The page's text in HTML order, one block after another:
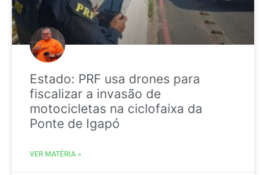
Estado: PRF usa drones para
fiscalizar a invasão de
motocicletas na ciclofaixa da
Ponte de Igapó
VER MATÉRIA »